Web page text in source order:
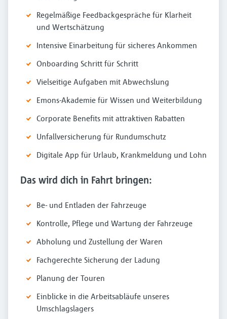
Regelmäßige Feedbackgespräche für Klarheit
und Wertschätzung
Intensive Einarbeitung für sicheres Ankommen
Onboarding Schritt für Schritt
Vielseitige Aufgaben mit Abwechslung
Emons-Akademie für Wissen und Weiterbildung
Corporate Benefits mit attraktiven Rabatten
Unfallversicherung für Rundumschutz
Digitale App für Urlaub, Krankmeldung und Lohn
Das wird dich in Fahrt bringen:
Be- und Entladen der Fahrzeuge
Kontrolle, Pflege und Wartung der Fahrzeuge
Abholung und Zustellung der Waren
Fachgerechte Sicherung der Ladung
Planung der Touren
Einblicke in die Arbeitsabläufe unseres
Umschlagslagers